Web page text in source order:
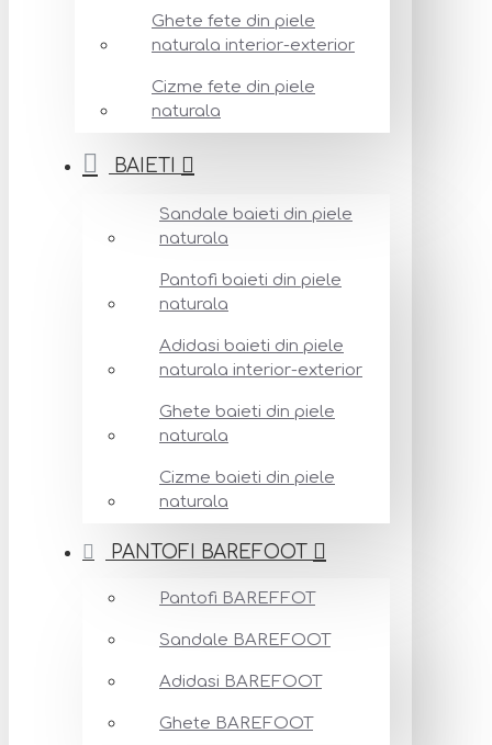
Ghete fete din piele
naturala interior-exterior
Cizme fete din piele
naturala
BAIETI
Sandale baieti din piele
naturala
Pantofi baieti din piele
naturala
Adidasi baieti din piele
naturala interior-exterior
Ghete baieti din piele
naturala
Cizme baieti din piele
naturala
PANTOFI BAREFOOT
Pantofi BAREFFOT
Sandale BAREFOOT
Adidasi BAREFOOT
Ghete BAREFOOT